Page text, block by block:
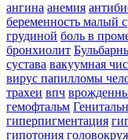
ангина анемия
беременность малый
грудиной боль в
бронхиолит
сустава вакуумная
вирус папилломы
трахеи впч
гемофтальм
гиперпигментация
гипотония